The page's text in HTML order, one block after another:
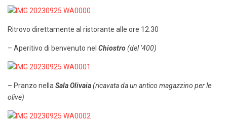
Ritrovo direttamente al ristorante alle ore 12.30
– Aperitivo di benvenuto nel Chiostro(del ‘400)
– Pranzo nella Sala Olivaia(ricavata da un antico magazzino per le
olive)